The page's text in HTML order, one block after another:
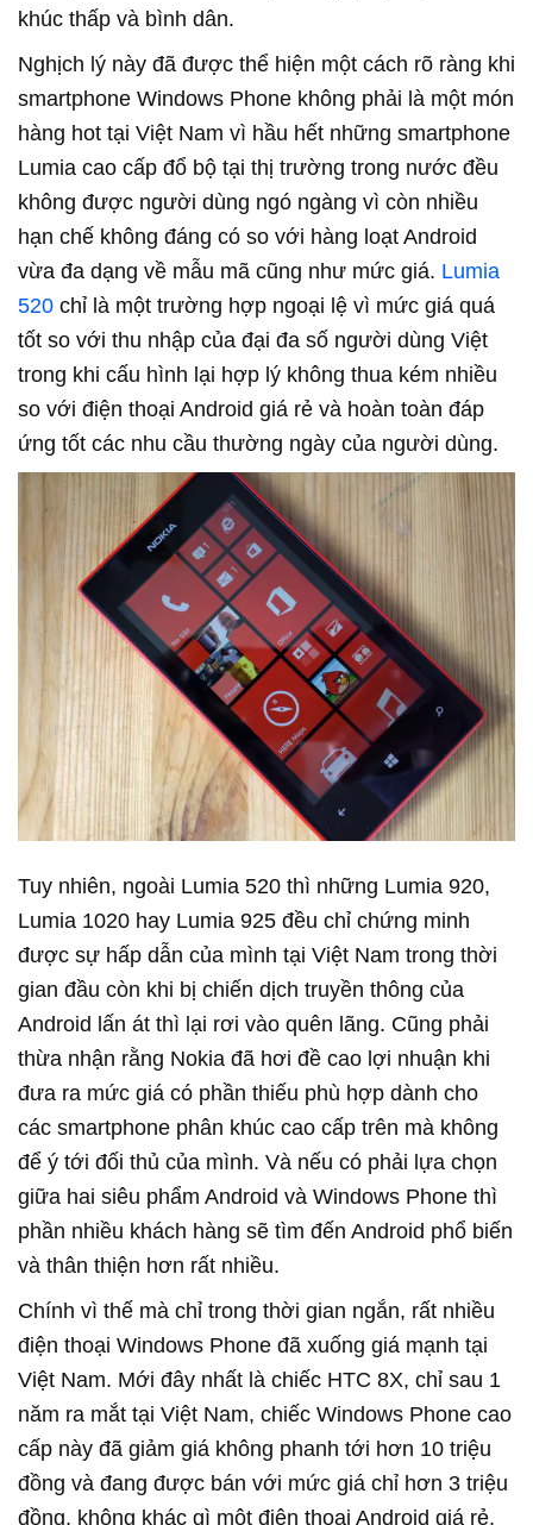
khúc thấp và bình dân.
Nghịch lý này đã được thể hiện một cách rõ ràng khi
smartphone Windows Phone không phải là một món
hàng hot tại Việt Nam vì hầu hết những smartphone
Lumia cao cấp đổ bộ tại thị trường trong nước đều
không được người dùng ngó ngàng vì còn nhiều
hạn chế không đáng có so với hàng loạt Android
vừa đa dạng về mẫu mã cũng như mức giá. Lumia
520 chỉ là một trường hợp ngoại lệ vì mức giá quá
tốt so với thu nhập của đại đa số người dùng Việt
trong khi cấu hình lại hợp lý không thua kém nhiều
so với điện thoại Android giá rẻ và hoàn toàn đáp
ứng tốt các nhu cầu thường ngày của người dùng.
Tuy nhiên, ngoài Lumia 520 thì những Lumia 920,
Lumia 1020 hay Lumia 925 đều chỉ chứng minh
được sự hấp dẫn của mình tại Việt Nam trong thời
gian đầu còn khi bị chiến dịch truyền thông của
Android lấn át thì lại rơi vào quên lãng. Cũng phải
thừa nhận rằng Nokia đã hơi đề cao lợi nhuận khi
đưa ra mức giá có phần thiếu phù hợp dành cho
các smartphone phân khúc cao cấp trên mà không
để ý tới đối thủ của mình. Và nếu có phải lựa chọn
giữa hai siêu phẩm Android và Windows Phone thì
phần nhiều khách hàng sẽ tìm đến Android phổ biến
và thân thiện hơn rất nhiều.
Chính vì thế mà chỉ trong thời gian ngắn, rất nhiều
điện thoại Windows Phone đã xuống giá mạnh tại
Việt Nam. Mới đây nhất là chiếc HTC 8X, chỉ sau 1
năm ra mắt tại Việt Nam, chiếc Windows Phone cao
cấp này đã giảm giá không phanh tới hơn 10 triệu
đồng và đang được bán với mức giá chỉ hơn 3 triệu
đồng, không khác gì một điện thoại Android giá rẻ.